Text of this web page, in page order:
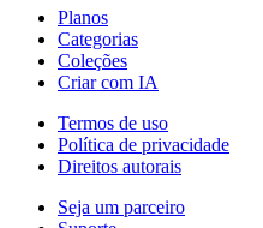
Planos
Categorias
Coleções
Criar com IA
Termos de uso
Política de privacidade
Direitos autorais
Seja um parceiro